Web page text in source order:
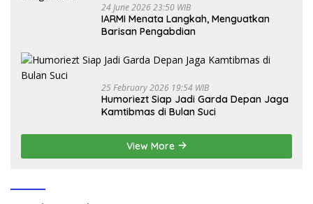
24 June 2026 23:50 WIB
IARMI Menata Langkah, Menguatkan
Barisan Pengabdian
25 February 2026 19:54 WIB
Humoriezt Siap Jadi Garda Depan Jaga
Kamtibmas di Bulan Suci
View More